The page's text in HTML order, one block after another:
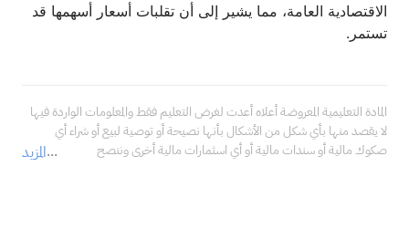
الاقتصادية العامة، مما يشير إلى أن تقلبات أسعار أسهمها قد
تستمر.
المزيد
المادة التعليمية المعروضة أعلاه أعدت لغرض التعليم فقط والمعلومات الواردة فيها
لا يقصد منها بأي شكل من الأشكال بأنها نصيحة أو توصية لبيع أو شراء أي
صكوك مالية أو سندات مالية أو أي اسثمارات مالية أخرى وننصح